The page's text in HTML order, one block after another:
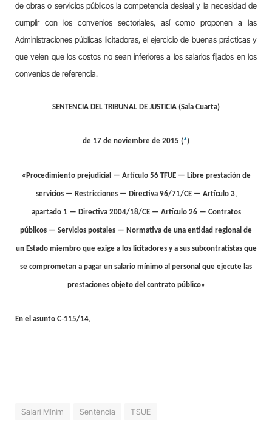
de obras o servicios públicos la competencia desleal y la necesidad de
cumplir con los convenios sectoriales, así como proponen a las
Administraciones públicas licitadoras, el ejercicio de buenas prácticas y
que velen que los costos no sean inferiores a los salarios fijados en los
convenios de referencia.
SENTENCIA DEL TRIBUNAL DE JUSTICIA (Sala Cuarta)
de 17 de noviembre de 2015 (*)
«Procedimiento prejudicial — Artículo 56 TFUE — Libre prestación de
servicios — Restricciones — Directiva 96/71/CE — Artículo 3,
apartado 1 — Directiva 2004/18/CE — Artículo 26 — Contratos
públicos — Servicios postales — Normativa de una entidad regional de
un Estado miembro que exige a los licitadores y a sus subcontratistas que
se comprometan a pagar un salario mínimo al personal que ejecute las
prestaciones objeto del contrato público»
En el asunto C‑115/14,
Salari Mínim Sentència TSUE